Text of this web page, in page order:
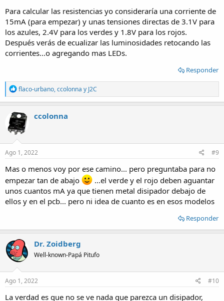
Para calcular las resistencias yo consideraría una corriente de
15mA (para empezar) y unas tensiones directas de 3.1V para
los azules, 2.4V para los verdes y 1.8V para los rojos.
Después verás de ecualizar las luminosidades retocando las
corrientes...o agregando mas LEDs.
Responder
R
e
a
c
t
i
o
n
s
flaco-urbano,ccolonna y J2C
ccolonna
Ago 1, 2022 #9
Mas o menos voy por ese camino... pero preguntaba para no
empezar tan de abajo
...el verde y el rojo deben aguantar
unos cuantos mA ya que tienen metal disipador debajo de
ellos y en el pcb... pero ni idea de cuanto es en esos modelos
Responder
Dr. Zoidberg
Well-known-Papá Pitufo
Ago 1, 2022 #10
La verdad es que no se ve nada que parezca un disipador,